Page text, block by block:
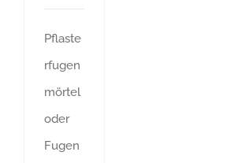
Pflaste
rfugen
mörtel
oder
Fugen